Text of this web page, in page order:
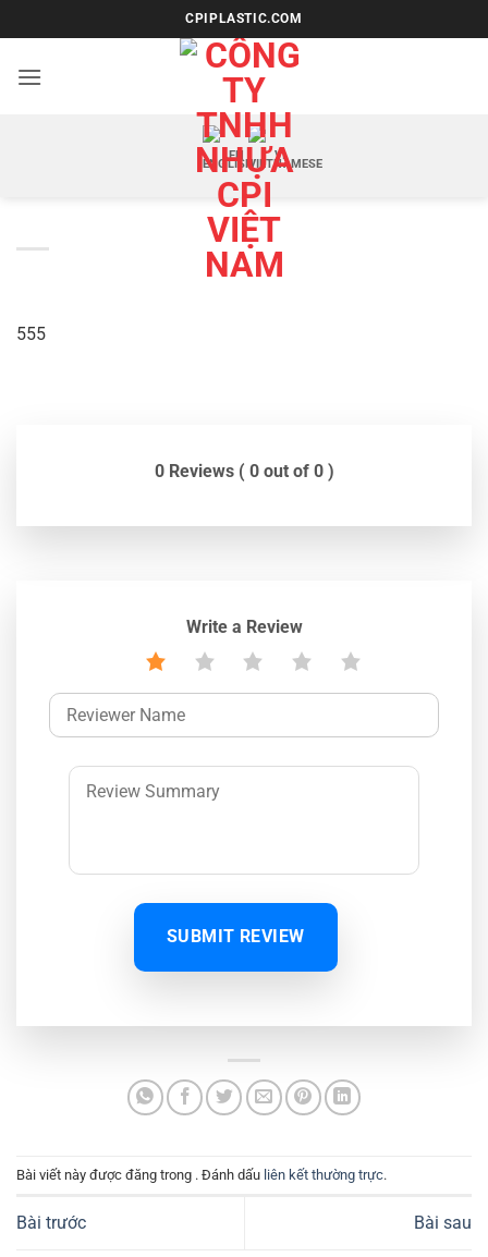
qua
nội
CPIPLASTIC.COM
EN VI
555
0 Reviews ( 0 out of 0 )
Write a Review
SUBMIT REVIEW
Bài viết này được đăng trong . Đánh dấu liên kết thường trực.
Bài trước Bài sau